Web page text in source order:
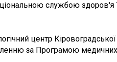
службою
центр
за Програмою